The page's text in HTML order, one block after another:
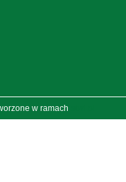
w ramach